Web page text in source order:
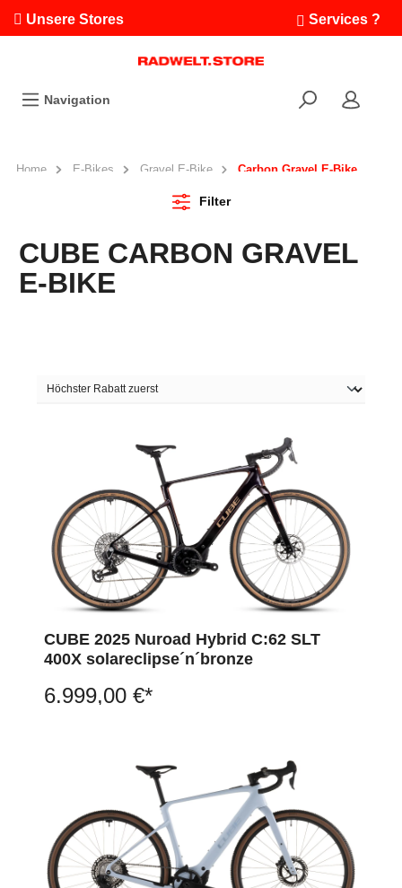
Unsere Stores Services ?
Ausfahrten
Bikefinder
Navigation
Home E-Bikes Gravel E-Bike Carbon Gravel E-Bike
Filter
CUBE CARBON GRAVEL
E-BIKE
CUBE 2025 Nuroad Hybrid C:62 SLT
400X solareclipse´n´bronze
6.999,00 €*